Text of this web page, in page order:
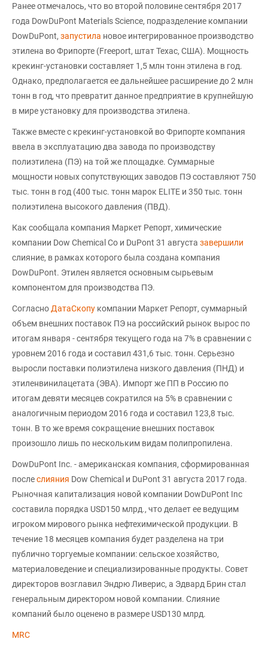
Ранее отмечалось, что во второй половине сентября 2017
года DowDuPont Materials Science, подразделение компании
DowDuPont, запустила новое интегрированное производство
этилена во Фрипорте (Freeport, штат Техас, США). Мощность
крекинг-установки составляет 1,5 млн тонн этилена в год.
Однако, предполагается ее дальнейшее расширение до 2 млн
тонн в год, что превратит данное предприятие в крупнейшую
в мире установку для производства этилена.
Также вместе с крекинг-установкой во Фрипорте компания
ввела в эксплуатацию два завода по производству
полиэтилена (ПЭ) на той же площадке. Суммарные
мощности новых сопутствующих заводов ПЭ составляют 750
тыс. тонн в год (400 тыс. тонн марок ELITE и 350 тыс. тонн
полиэтилена высокого давления (ПВД).
Как сообщала компания Маркет Репорт, химические
компании Dow Chemical Co и DuPont 31 августа завершили
слияние, в рамках которого была создана компания
DowDuPont. Этилен является основным сырьевым
компонентом для производства ПЭ.
Согласно ДатаСкопу компании Маркет Репорт, суммарный
объем внешних поставок ПЭ на российский рынок вырос по
итогам января - сентября текущего года на 7% в сравнении с
уровнем 2016 года и составил 431,6 тыс. тонн. Серьезно
выросли поставки полиэтилена низкого давления (ПНД) и
этиленвинилацетата (ЭВА). Импорт же ПП в Россию по
итогам девяти месяцев сократился на 5% в сравнении с
аналогичным периодом 2016 года и составил 123,8 тыс.
тонн. В то же время сокращение внешних поставок
произошло лишь по нескольким видам полипропилена.
DowDuPont Inc. - американская компания, сформированная
послеслияния Dow Chemical и DuPont 31 августа 2017 года.
Рыночная капитализация новой компании DowDuPont Inc
составила порядка USD150 млрд., что делает ее ведущим
игроком мирового рынка нефтехимической продукции. В
течение 18 месяцев компания будет разделена на три
публично торгуемые компании: сельское хозяйство,
материаловедение и специализированные продукты. Совет
директоров возглавил Эндрю Ливерис, а Эдвард Брин стал
генеральным директором новой компании. Слияние
компаний было оценено в размере USD130 млрд.
MRC